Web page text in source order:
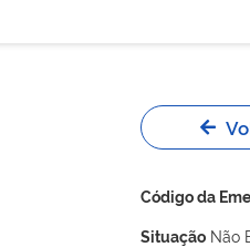
Código da
Situação Não